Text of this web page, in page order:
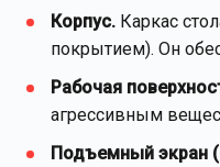
Корпус. Каркас
покрытием). Он
Рабочая
агрессивным
Подъемный экран